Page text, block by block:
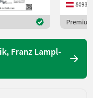
8093
Franz Lampl-